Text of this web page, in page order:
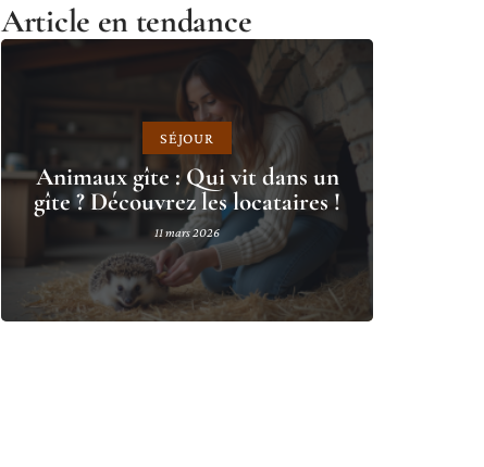
Article en tendance
SÉJOUR
Animaux gîte : Qui vit dans un
gîte ? Découvrez les locataires !
11 mars 2026